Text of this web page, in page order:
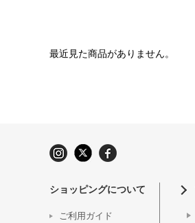
最近見た商品がありません。
ショッピングについて
ご利用ガイド